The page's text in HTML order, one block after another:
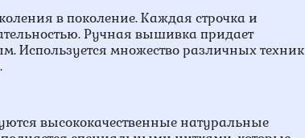
в поколение. Каждая строчка и
Ручная вышивка придает
Используется множество различных техник
высококачественные натуральные